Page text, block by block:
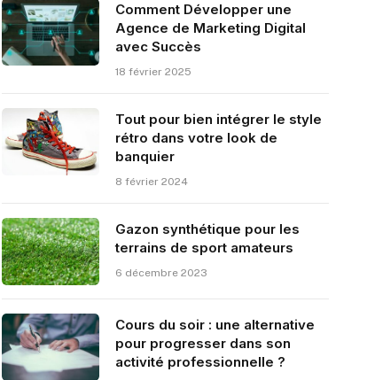
Comment Développer une
Agence de Marketing Digital
avec Succès
18 février 2025
Tout pour bien intégrer le style
rétro dans votre look de
banquier
8 février 2024
Gazon synthétique pour les
terrains de sport amateurs
6 décembre 2023
Cours du soir : une alternative
pour progresser dans son
activité professionnelle ?